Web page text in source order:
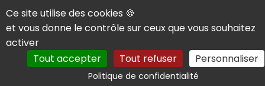
Panneau de gestion des cookies
Ce site utilise des cookies 🍪
et vous donne le contrôle sur ceux que vous souhaitez
activer
Tout accepter
Tout refuser Personnaliser
Politique de confidentialitéRechercher